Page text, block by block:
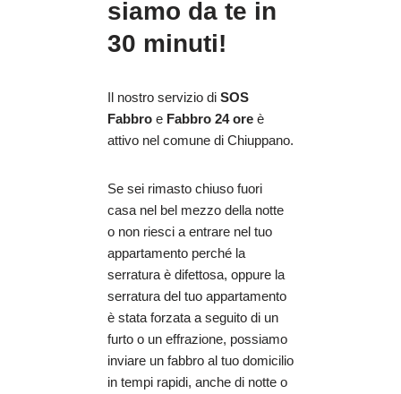
siamo da te in
30 minuti!
Il nostro servizio di SOS
Fabbro e Fabbro 24 ore è
attivo nel comune di Chiuppano.
Se sei rimasto chiuso fuori
casa nel bel mezzo della notte
o non riesci a entrare nel tuo
appartamento perché la
serratura è difettosa, oppure la
serratura del tuo appartamento
è stata forzata a seguito di un
furto o un effrazione, possiamo
inviare un fabbro al tuo domicilio
in tempi rapidi, anche di notte o